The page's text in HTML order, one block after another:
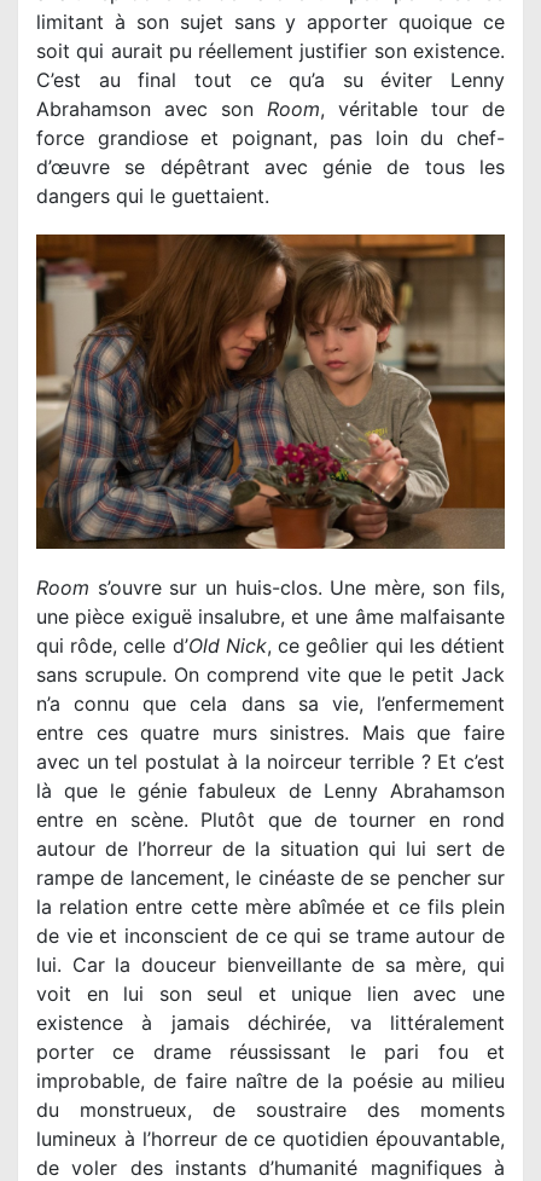
limitant à son sujet sans y apporter quoique ce
soit qui aurait pu réellement justifier son existence.
C’est au final tout ce qu’a su éviter Lenny
Abrahamson avec son Room, véritable tour de
force grandiose et poignant, pas loin du chef-
d’œuvre se dépêtrant avec génie de tous les
dangers qui le guettaient.
Room s’ouvre sur un huis-clos. Une mère, son fils,
une pièce exiguë insalubre, et une âme malfaisante
qui rôde, celle d’Old Nick, ce geôlier qui les détient
sans scrupule. On comprend vite que le petit Jack
n’a connu que cela dans sa vie, l’enfermement
entre ces quatre murs sinistres. Mais que faire
avec un tel postulat à la noirceur terrible ? Et c’est
là que le génie fabuleux de Lenny Abrahamson
entre en scène. Plutôt que de tourner en rond
autour de l’horreur de la situation qui lui sert de
rampe de lancement, le cinéaste de se pencher sur
la relation entre cette mère abîmée et ce fils plein
de vie et inconscient de ce qui se trame autour de
lui. Car la douceur bienveillante de sa mère, qui
voit en lui son seul et unique lien avec une
existence à jamais déchirée, va littéralement
porter ce drame réussissant le pari fou et
improbable, de faire naître de la poésie au milieu
du monstrueux, de soustraire des moments
lumineux à l’horreur de ce quotidien épouvantable,
de voler des instants d’humanité magnifiques à